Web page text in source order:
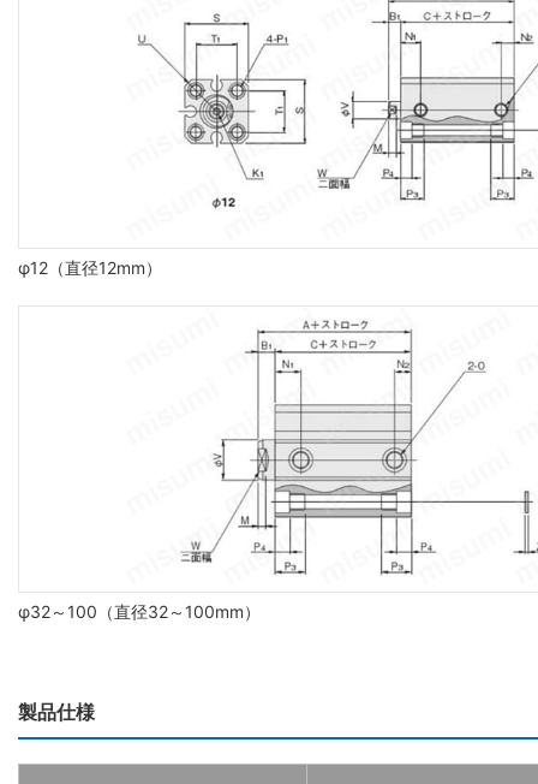
φ12（直径12mm）
φ32～100（直径32～100mm）
製品仕様